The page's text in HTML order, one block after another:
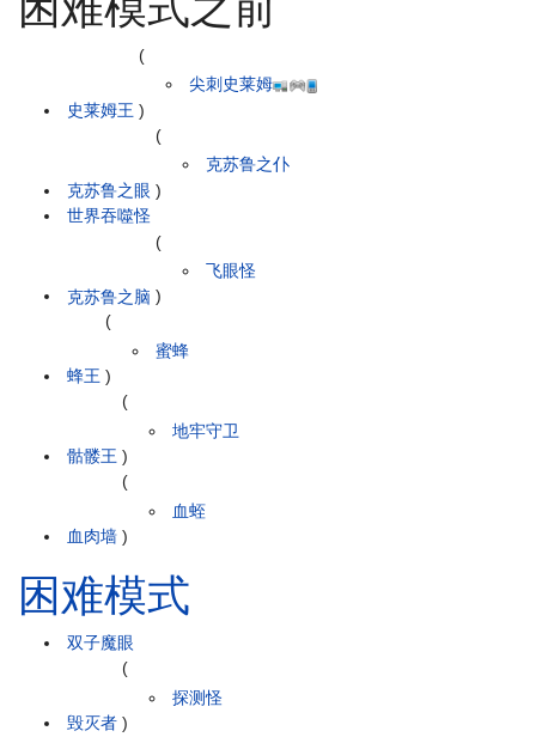
史莱姆王
(
尖刺史莱姆
)
克苏鲁之眼
(
克苏鲁之仆
)
世界吞噬怪
克苏鲁之脑
(
飞眼怪
)
蜂王
(
蜜蜂
)
骷髅王
(
地牢守卫
)
血肉墙
(
血蛭
)
困难模式
双子魔眼
毁灭者
(
探测怪
)